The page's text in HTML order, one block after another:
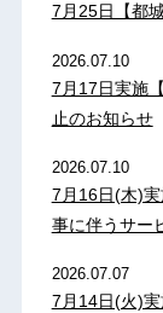
7月25日【都
2026.07.10
7月17日実施
止のお知らせ
2026.07.10
7月16日(木)
事に伴うサー
2026.07.07
7月14日(火)